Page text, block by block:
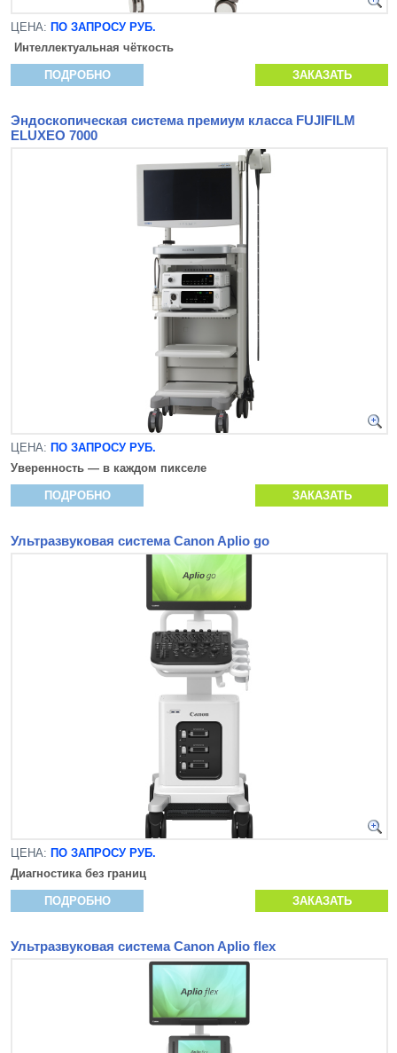
ЦЕНА: ПО ЗАПРОСУ РУБ.
Интеллектуальная чёткость
ПОДРОБНО ЗАКАЗАТЬ
Эндоскопическая система премиум класса FUJIFILM
ELUXEO 7000
ЦЕНА: ПО ЗАПРОСУ РУБ.
Уверенность — в каждом пикселе
ПОДРОБНО ЗАКАЗАТЬ
Ультразвуковая система Canon Aplio go
ЦЕНА: ПО ЗАПРОСУ РУБ.
Диагностика без границ
ПОДРОБНО ЗАКАЗАТЬ
Ультразвуковая система Canon Aplio flex